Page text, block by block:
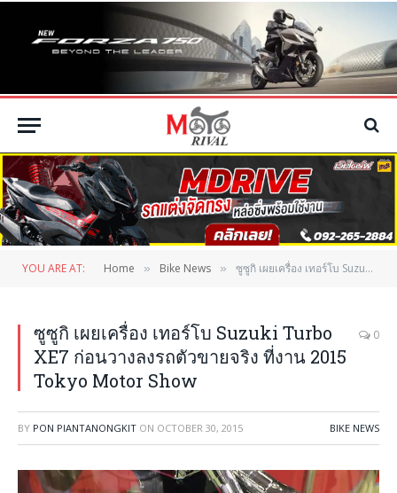
YOU ARE AT: Home » Bike News » ซูซูกิ เผยเครื่อง เทอร์โบ Suzuki Turbo XE7 ก่อนวางลงรถตัวขายจริง ที่งาน 2015 Tokyo Motor Show
ซูซูกิ เผยเครื่อง เทอร์โบ Suzuki Turbo
XE7 ก่อนวางลงรถตัวขายจริง ที่งาน 2015
Tokyo Motor Show
0
BY PON PIANTANONGKIT ON OCTOBER 30, 2015 BIKE NEWS